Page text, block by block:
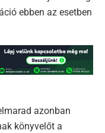
ebben az esetben
azonban
könyvelőt a